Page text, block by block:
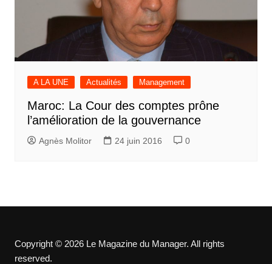
A LA UNE Actualités Management
Maroc: La Cour des comptes prône
l’amélioration de la gouvernance
Agnès Molitor 24 juin 2016 0
Copyright © 2026 Le Magazine du Manager. All rights
reserved.